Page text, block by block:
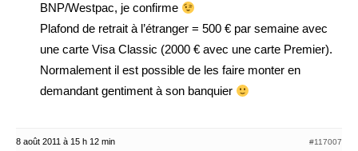
BNP/Westpac, je confirme
Plafond de retrait à l’étranger = 500 € par semaine avec
une carte Visa Classic (2000 € avec une carte Premier).
Normalement il est possible de les faire monter en
demandant gentiment à son banquier
8 août 2011 à 15 h 12 min #117007